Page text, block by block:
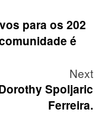
para os 202
é
Next
Spoljaric
Ferreira.